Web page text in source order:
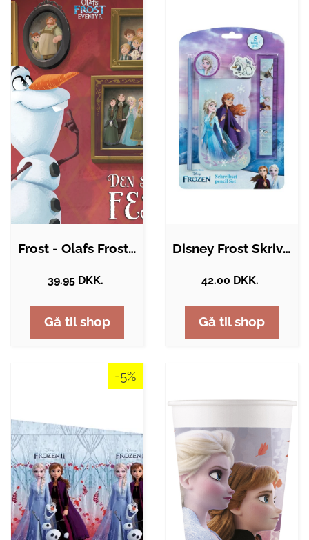
Frost - Olafs Frost-eventyr - Den store…
39.95 DKK.
Gå til shop
Disney Frost Skrivesæt
42.00 DKK.
Gå til shop
-5%